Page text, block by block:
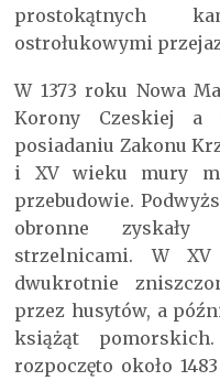
prostokątnych
ostrołukowymi
W 1373 roku Nowa
Korony Czeskiej a
posiadaniu Zakonu
i XV wieku mury
przebudowie.
obronne zyskały
strzelnicami. W
dwukrotnie
przez husytów, a
książąt
rozpoczęto około